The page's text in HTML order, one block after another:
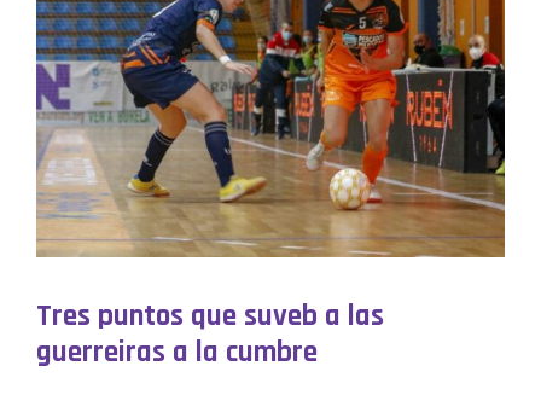
Tres puntos que suveb a las
guerreiras a la cumbre